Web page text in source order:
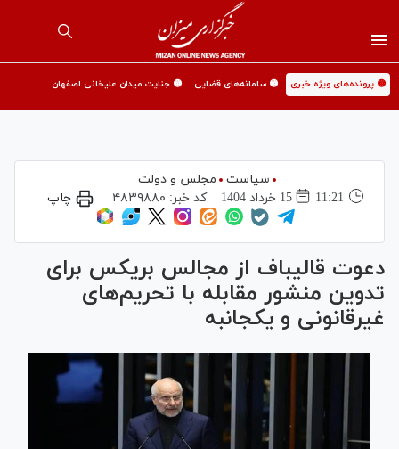
🟡 پرونده‌های ویژه خبری 🟡 سامانه‌های قضایی 🟡 جنایت میدان علیخانی اصفهان
سیاست
مجلس و دولت
11:21
15 خرداد 1404 کد خبر: ۴۸۳۹۸۸۰ چاپ
دعوت قالیباف از مجالس بریکس برای
تدوین منشور مقابله با تحریم‌های
غیرقانونی و یکجانبه